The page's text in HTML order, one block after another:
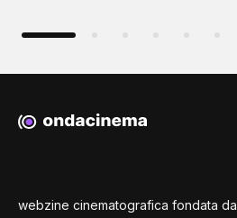
webzine cinematografica fondata da